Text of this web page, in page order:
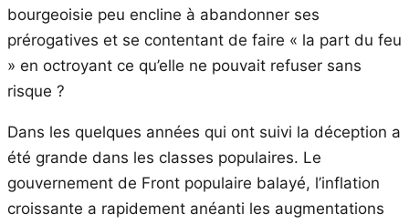
bourgeoisie peu encline à abandonner ses
prérogatives et se contentant de faire « la part du feu
» en octroyant ce qu’elle ne pouvait refuser sans
risque ?
Dans les quelques années qui ont suivi la déception a
été grande dans les classes populaires. Le
gouvernement de Front populaire balayé, l’inflation
croissante a rapidement anéanti les augmentations